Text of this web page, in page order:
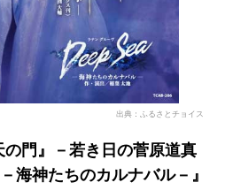
出典：ふるさとチョイス
の門』－若き日の菅原道真
海神たちのカルナバル－』